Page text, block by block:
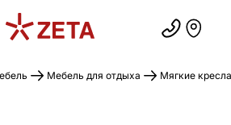
Мебель для отдыха Мягкие кресла